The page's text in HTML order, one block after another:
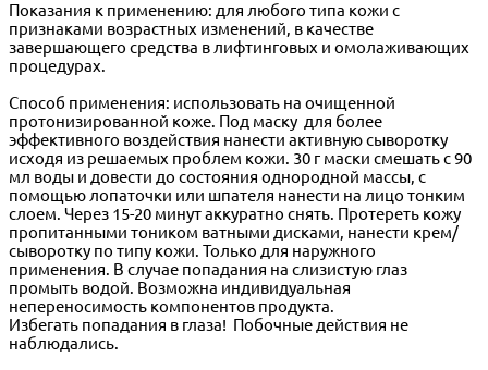
Показания к применению: для любого типа кожи с
признаками возрастных изменений, в качестве
завершающего средства в лифтинговых и омолаживающих
процедурах.
Способ применения: использовать на очищенной
протонизированной коже. Под маску для более
эффективного воздействия нанести активную сыворотку
исходя из решаемых проблем кожи. 30 г маски смешать с 90
мл воды и довести до состояния однородной массы, с
помощью лопаточки или шпателя нанести на лицо тонким
слоем. Через 15-20 минут аккуратно снять. Протереть кожу
пропитанными тоником ватными дисками, нанести крем/
сыворотку по типу кожи. Только для наружного
применения. В случае попадания на слизистую глаз
промыть водой. Возможна индивидуальная
непереносимость компонентов продукта.
Избегать попадания в глаза! Побочные действия не
наблюдались.